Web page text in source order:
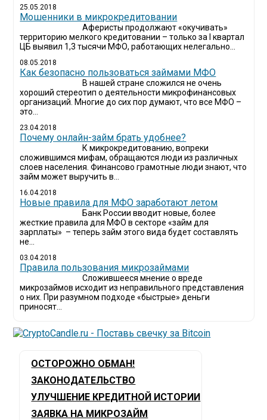
25.05.2018
Мошенники в микрокредитовании
Аферисты продолжают «окучивать»
территорию мелкого кредитовании – только за I квартал
ЦБ выявил 1,3 тысячи МФО, работающих нелегально...
08.05.2018
Как безопасно пользоваться займами МФО
В нашей стране сложился не очень
хороший стереотип о деятельности микрофинансовых
организаций. Многие до сих пор думают, что все МФО –
это...
23.04.2018
Почему онлайн-займ брать удобнее?
К микрокредитованию, вопреки
сложившимся мифам, обращаются люди из различных
слоев населения. Финансово грамотные люди знают, что
займ может выручить в...
16.04.2018
Новые правила для МФО заработают летом
Банк России вводит новые, более
жесткие правила для МФО в секторе «займ для
зарплаты» – теперь займ этого вида будет составлять
не...
03.04.2018
​Правила пользования микрозаймами
Сложившееся мнение о вреде
микрозаймов исходит из неправильного представления
о них. При разумном подходе «быстрые» деньги
приносят...
ОСТОРОЖНО ОБМАН!
ЗАКОНОДАТЕЛЬСТВО
УЛУЧШЕНИЕ КРЕДИТНОЙ ИСТОРИИ
ЗАЯВКА НА МИКРОЗАЙМ